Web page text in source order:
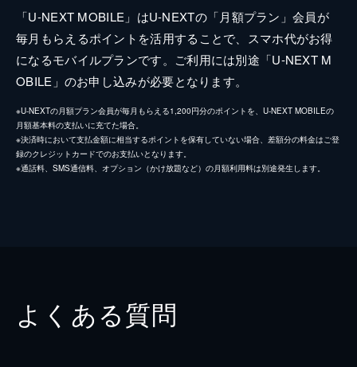
「U-NEXT MOBILE」はU-NEXTの「月額プラン」会員が
毎月もらえるポイントを活用することで、スマホ代がお得
になるモバイルプランです。ご利用には別途「U-NEXT M
OBILE」のお申し込みが必要となります。
※U-NEXTの月額プラン会員が毎月もらえる1,200円分のポイントを、U-NEXT MOBILEの
月額基本料の支払いに充てた場合。
※決済時において支払金額に相当するポイントを保有していない場合、差額分の料金はご登
録のクレジットカードでのお支払いとなります。
※通話料、SMS通信料、オプション（かけ放題など）の月額利用料は別途発生します。
よくある質問